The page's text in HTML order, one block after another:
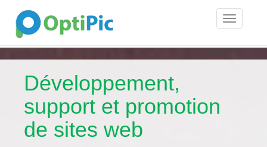
Toggle
Développement,
support et promotion
de sites web